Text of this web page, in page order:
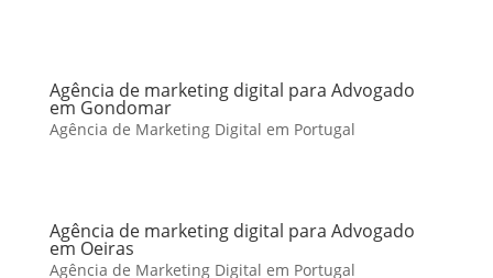
Agência de marketing digital para Advogado
em Gondomar
Agência de Marketing Digital em Portugal
Agência de marketing digital para Advogado
em Oeiras
Agência de Marketing Digital em Portugal